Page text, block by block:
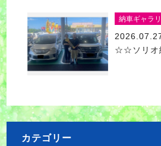
納車ギャラ
☆☆ソリオ
カテゴリー